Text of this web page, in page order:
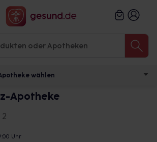
wählen
Apotheke
Uhr